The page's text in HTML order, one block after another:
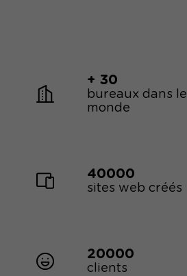
+ 30
bureaux dans le
monde
40000
sites web créés
20000
clients